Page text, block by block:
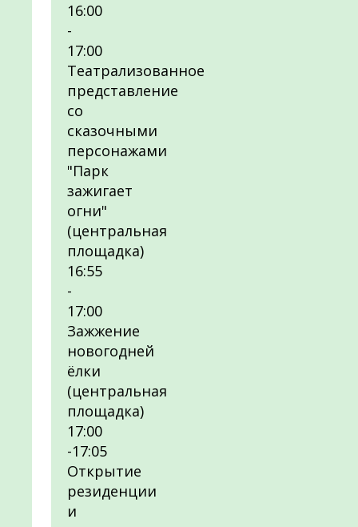
16:00
-
17:00
Театрализованное
представление
со
сказочными
персонажами
"Парк
зажигает
огни"
(центральная
площадка)
16:55
-
17:00
Зажжение
новогодней
ёлки
(центральная
площадка)
17:00
-17:05
Открытие
резиденции
и